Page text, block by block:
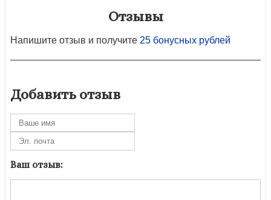
Отзывы
Напишите отзыв и получите 25 бонусных рублей
Добавить отзыв
Ваш отзыв: